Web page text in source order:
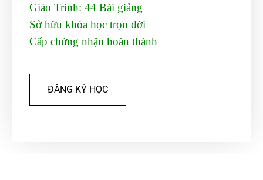
Giáo Trình: 44 Bài giảng
Sở hữu khóa học trọn đời
Cấp chứng nhận hoàn thành
ĐĂNG KÝ HỌC